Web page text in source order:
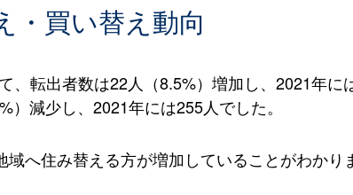
・買い替え動向
、転出者数は22人（8.5%）増加し、2021年に
減少し、2021年には255人でした。
へ住み替える方が増加していることがわかり